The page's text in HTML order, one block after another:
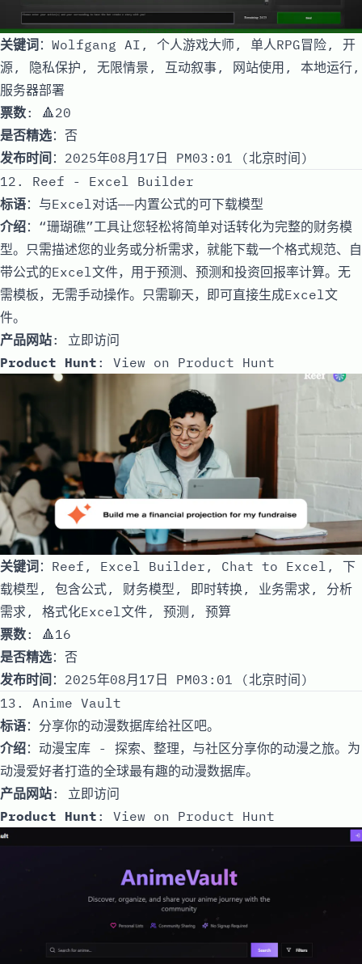
关键词：Wolfgang AI, 个人游戏大师, 单人RPG冒险, 开
源, 隐私保护, 无限情景, 互动叙事, 网站使用, 本地运行,
服务器部署
票数: 🔺20
是否精选：否
发布时间 ：2025年08月17日 PM03:01 (北京时间)
12. Reef - Excel Builder
标语：与Excel对话——内置公式的可下载模型
介绍：“珊瑚礁”工具让您轻松将简单对话转化为完整的财务模
型。只需描述您的业务或分析需求，就能下载一个格式规范、自
带公式的Excel文件，用于预测、预测和投资回报率计算。无
需模板，无需手动操作。只需聊天，即可直接生成Excel文
件。
产品网站: 立即访问
Product Hunt : View on Product Hunt
关键词：Reef, Excel Builder, Chat to Excel, 下
载模型, 包含公式, 财务模型, 即时转换, 业务需求, 分析
需求, 格式化Excel文件, 预测, 预算
票数: 🔺16
是否精选：否
发布时间 ：2025年08月17日 PM03:01 (北京时间)
13. Anime Vault
标语：分享你的动漫数据库给社区吧。
介绍：动漫宝库 - 探索、整理，与社区分享你的动漫之旅。为
动漫爱好者打造的全球最有趣的动漫数据库。
产品网站: 立即访问
Product Hunt : View on Product Hunt